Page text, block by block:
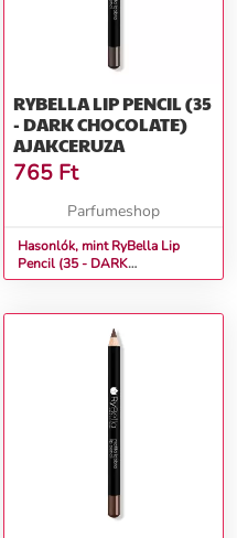
RYBELLA LIP PENCIL (35
- DARK CHOCOLATE)
AJAKCERUZA
765 Ft
Parfumeshop
Hasonlók, mint RyBella Lip
Pencil (35 - DARK
CHOCOLATE) Ajakceruza